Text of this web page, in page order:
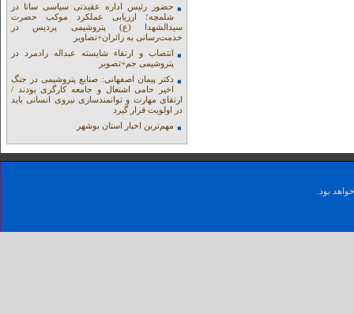
حضور رئیس اداره عقیدتی سیاسی ساتا در
شلمچه؛ ارزیابی عملکرد موکب حضرت
سیدالشهدا (ع) پتروشیمی پردیس در
خدمت‌رسانی به زائران+تصاویر
انتصاب و ارتقاء شایسته عبداله رادمرد در
پتروشیمی جم+تصویر
دکتر پیمان اصفهانی: صنایع پتروشیمی در جنگ
اخیر حامی اشتغال و جامعه کارگری بودند /
ارتقای مهارت و توانمندسازی نیروی انسانی باید
در اولویت قرار گیرد
مهم‌ترین اخبار استان بوشهر
بود.